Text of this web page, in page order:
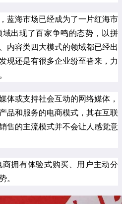
蓝海市场已经成为了一片红海市
出现了百家争鸣的态势，以拼
内容类四大模式的领域都已经出
现还是有很多企业纷至沓来，力
体或支持社会互动的网络媒体，
品和服务的电商模式，其在互联
售的主流模式并不会让人感觉意
拥有体验式购买、用户主动分
。